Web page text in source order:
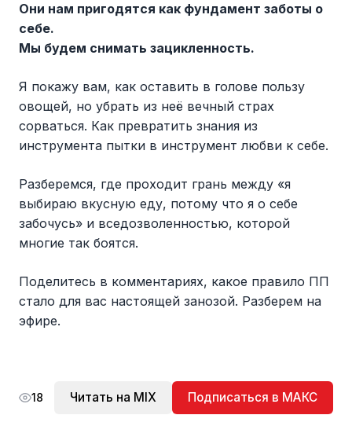
Они нам пригодятся как фундамент заботы о
себе.
Мы будем снимать зацикленность.
Я покажу вам, как оставить в голове пользу
овощей, но убрать из неё вечный страх
сорваться. Как превратить знания из
инструмента пытки в инструмент любви к себе.
Разберемся, где проходит грань между «я
выбираю вкусную еду, потому что я о себе
забочусь» и вседозволенностью, которой
многие так боятся.
Поделитесь в комментариях, какое правило ПП
стало для вас настоящей занозой. Разберем на
эфире.
18 Читать на MIX Подписаться в МАКС